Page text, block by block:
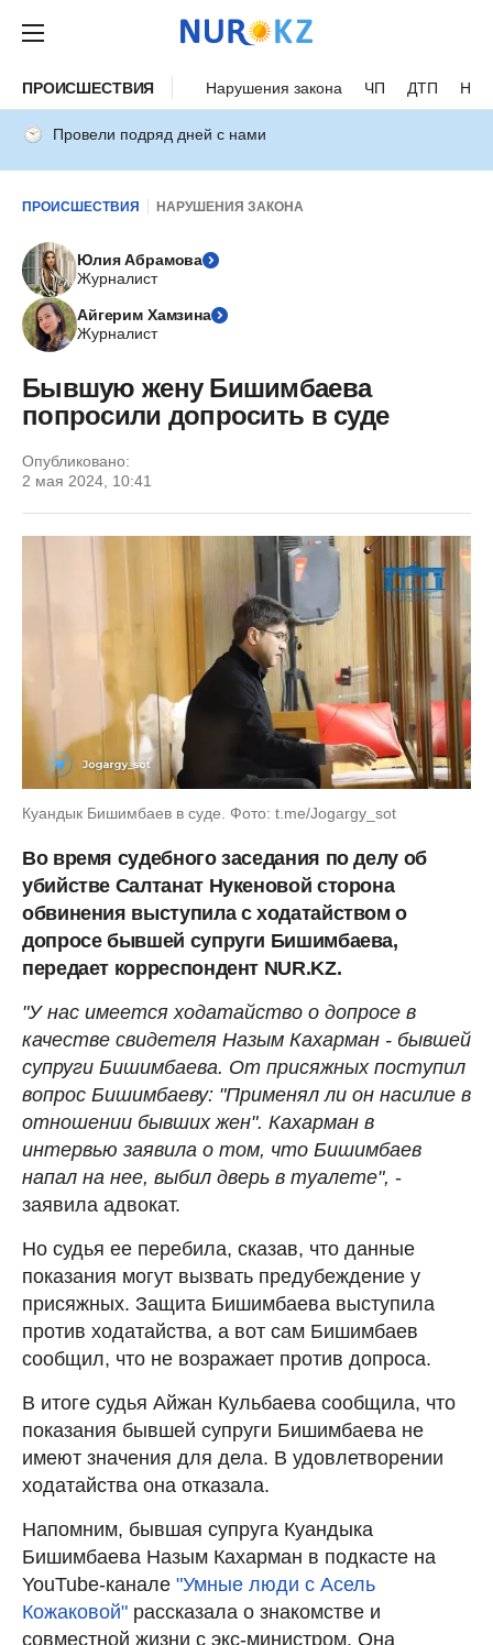
ПРОИСШЕСТВИЯ Нарушения закона ЧП ДТП
Провели подряд дней с нами
ПРОИСШЕСТВИЯ НАРУШЕНИЯ ЗАКОНА
Юлия Абрамова
Журналист
Айгерим Хамзина
Журналист
Бывшую жену Бишимбаева
попросили допросить в суде
Опубликовано:
2 мая 2024, 10:41
Куандык Бишимбаев в суде. Фото: t.me/Jogargy_sot
Во время судебного заседания по делу об
убийстве Салтанат Нукеновой сторона
обвинения выступила с ходатайством о
допросе бывшей супруги Бишимбаева,
передает корреспондент NUR.KZ.
"У нас имеется ходатайство о допросе в
качестве свидетеля Назым Кахарман - бывшей
супруги Бишимбаева. От присяжных поступил
вопрос Бишимбаеву: "Применял ли он насилие в
отношении бывших жен". Кахарман в
интервью заявила о том, что Бишимбаев
напал на нее, выбил дверь в туалете", -
заявила адвокат.
Но судья ее перебила, сказав, что данные
показания могут вызвать предубеждение у
присяжных. Защита Бишимбаева выступила
против ходатайства, а вот сам Бишимбаев
сообщил, что не возражает против допроса.
В итоге судья Айжан Кульбаева сообщила, что
показания бывшей супруги Бишимбаева не
имеют значения для дела. В удовлетворении
ходатайства она отказала.
Напомним, бывшая супруга Куандыка
Бишимбаева Назым Кахарман в подкасте на
YouTube-канале "Умные люди с Асель
Кожаковой" рассказала о знакомстве и
совместной жизни с экс-министром. Она